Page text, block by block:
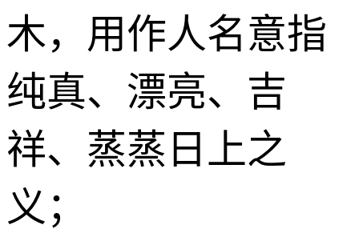
木，用作人名意指
纯真、漂亮、吉
祥、蒸蒸日上之
义；